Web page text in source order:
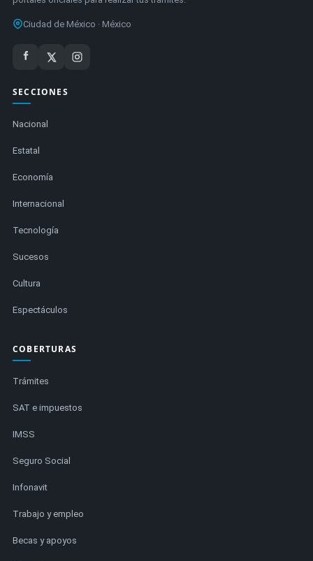
Ciudad de México · México
SECCIONES
Nacional
Estatal
Economía
Internacional
Tecnología
Sucesos
Cultura
Espectáculos
COBERTURAS
Trámites
SAT e impuestos
IMSS
Seguro Social
Infonavit
Trabajo y empleo
Becas y apoyos